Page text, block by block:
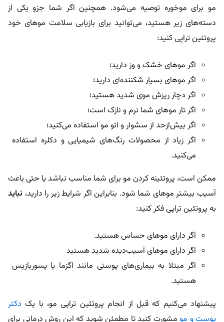
مو برای موخوره توصیه می‌شود. همچنین اگر شما جزو یکی از
دسته‌های زیر هستید، می‌توانید برای بازیابی سلامت موهای خود
پروتئین تراپی کنید:
اگر موهای خشک و وز دارید؛
اگر موهای بسیار شکننده‌‌ای دارید؛
اگر دچار ریزش موی شدید هستید؛
اگر تار موهای شما نرم و نازک است؛
اگر بیش‌ازحد از سشوار و اتو مو استفاده می‌کنید؛
اگر زیاد از محصولات رنگ‌های شیمیایی و دکلره استفاده
می‌کنید.
ممکن است، پروتئینه کردن مو برای شما مناسب نباشد یا حتی باعث
آسیب بیشتر موهای شما شود. بنابراین اگر شرایط زیر را دارید، نباید
به پروتئین تراپی فکر کنید:
اگر دارای موهای حساس هستید.
اگر دارای موهای آسیب‌دیده شدید هستید
اگر مبتلا به بیماری‌های پوستی مانند اگزما یا پسوریازیس
هستید.
پیشنهاد می‌کنیم که قبل از انجام پروتئین تراپی مو، با یک دکتر
پوست و مو مشورت کنید تا مطمئن شوید که این روش درمانی برای